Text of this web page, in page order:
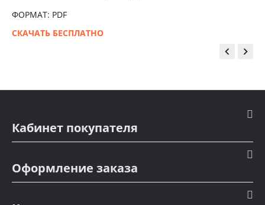
ФОРМАТ: PDF
СКАЧАТЬ БЕСПЛАТНО
 
Кабинет покупателя
Оформление заказа